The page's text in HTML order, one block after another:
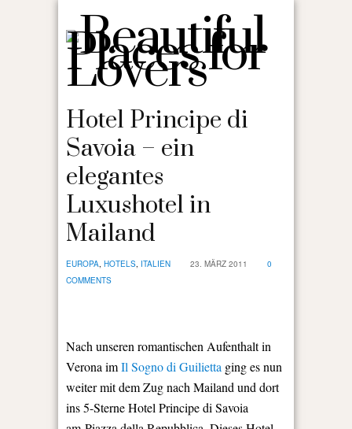
Hotel Principe di
Savoia – ein
elegantes
Luxushotel in
Mailand
EUROPA, HOTELS, ITALIEN 23. MÄRZ 2011
0
COMMENTS
Nach unseren romantischen Aufenthalt in
Verona imIl Sogno di Guilietta ging es nun
weiter mit dem Zug nach Mailand und dort
ins 5-Sterne Hotel Principe di Savoia